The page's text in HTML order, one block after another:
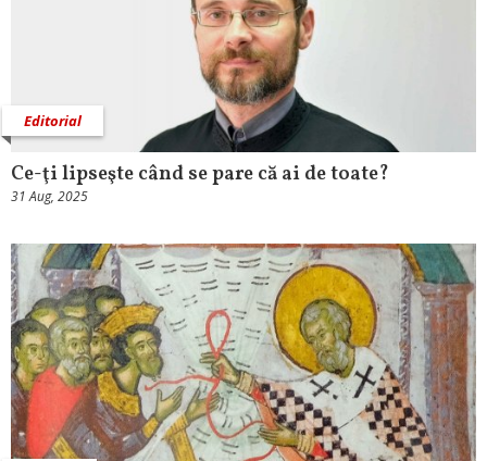
Editorial
Ce-ţi lipseşte când se pare că ai de toate?
31 Aug, 2025